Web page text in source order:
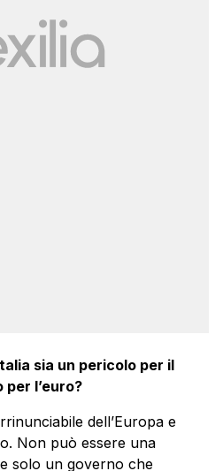
sia un pericolo per il
l’euro?
dell’Europa e
Non può essere una
solo un governo che